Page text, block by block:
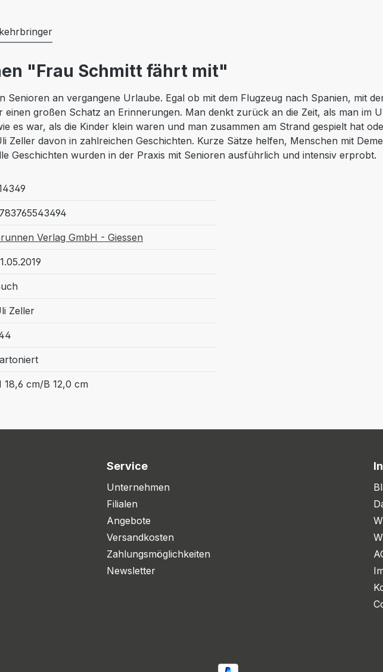
"Frau Schmitt fährt mit"
Senioren an vergangene Urlaube. Egal ob mit dem Flugzeug nach Spanien, mit
einen großen Schatz an Erinnerungen. Man denkt zurück an die Zeit, als man im
es war, als die Kinder klein waren und man zusammen am Strand gespielt hat
Zeller davon in zahlreichen Geschichten. Kurze Sätze helfen, Menschen mit
Geschichten wurden in der Praxis mit Senioren ausführlich und intensiv erprobt.
Verlag GmbH - Giessen
Zeller
18,6 cm/B 12,0 cm
Service
Unternehmen
Filialen
Angebote
Versandkosten
Zahlungsmöglichkeiten
Newsletter